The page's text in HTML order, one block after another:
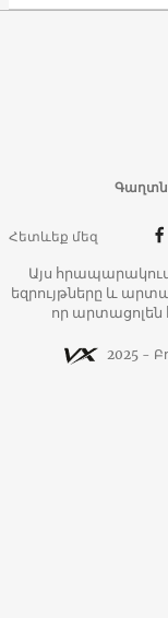
Հետևեք մեզ
Այս
եզրույթները և
որ
2025 -